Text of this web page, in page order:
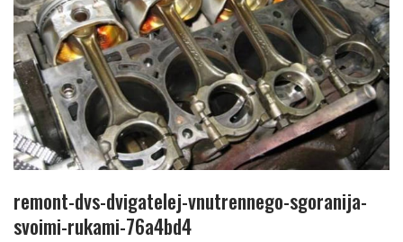
remont-dvs-dvigatelej-vnutrennego-sgoranija-
svoimi-rukami-76a4bd4